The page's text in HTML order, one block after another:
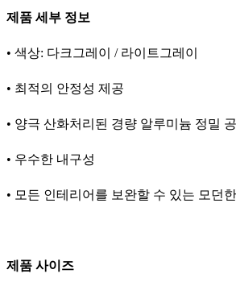
제품 세부 정보
• 색상: 다크그레이 / 라이트그레이
• 최적의 안정성 제공
• 양극 산화처리된 경량 알루미늄 정밀
• 우수한 내구성
• 모든 인테리어를 보완할 수 있는 모던
제품 사이즈